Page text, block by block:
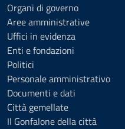
Organi di governo
Aree amministrative
Uffici in evidenza
Enti e fondazioni
Politici
Personale amministrativo
Documenti e dati
Città gemellate
Il Gonfalone della città